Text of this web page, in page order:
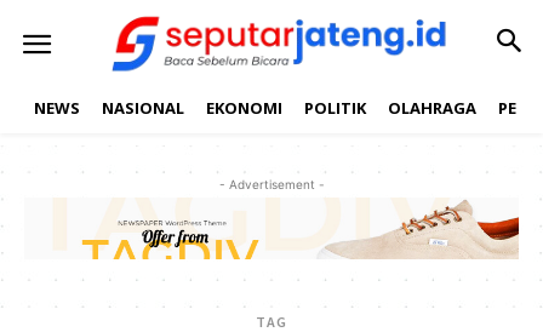
NEWS NASIONAL EKONOMI POLITIK OLAHRAGA
- Advertisement -
TAG